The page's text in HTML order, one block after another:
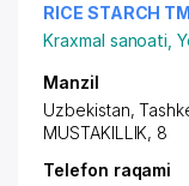
RICE STARCH TM
Kraxmal sanoati ,
Manzil
Uzbekistan,
MUSTAKILLIK, 8
Telefon raqami